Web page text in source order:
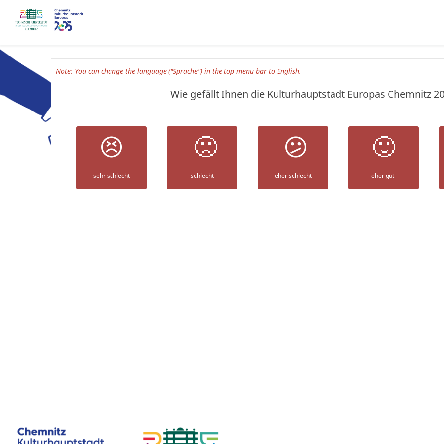
Note: You can change the language ("Sprache") in the top menu bar to English.
Wie gefällt Ihnen die Kulturhauptstadt Europas Chemnitz
😣
sehr schlecht
🙁
schlecht
😕
eher schlecht
🙂
eher gut